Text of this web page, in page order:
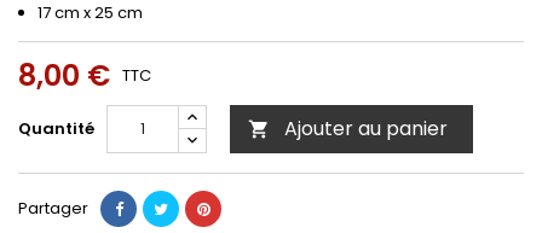
17 cm x 25 cm
8,00 € TTC
Quantité  Ajouter au panier
Partager